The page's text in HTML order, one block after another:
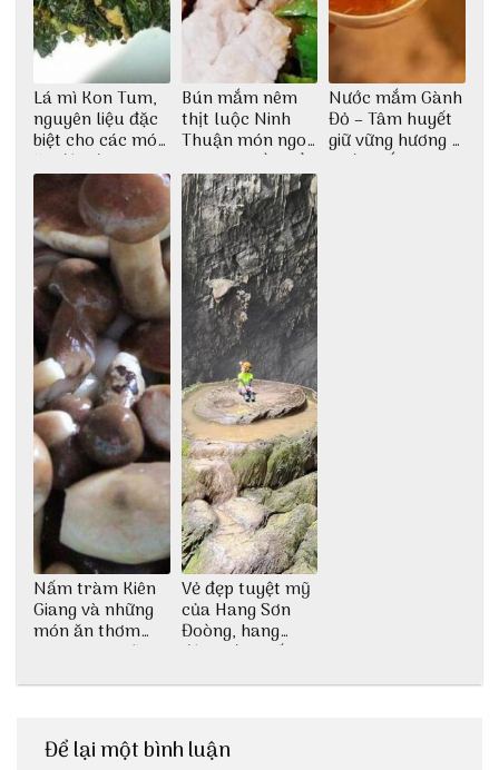
Lá mì Kon Tum,
nguyên liệu đặc
biệt cho các món
ăn độc đáo
Bún mắm nêm
thịt luộc Ninh
Thuận món ngon
dân dã miền biển
Nước mắm Gành
Đỏ – Tâm huyết
giữ vững hương vị
nước mắm sau
Nấm tràm Kiên
Giang và những
món ăn thơm
ngon khó cưỡng
Vẻ đẹp tuyệt mỹ
của Hang Sơn
Đoòng, hang
động lớn nhất
Để lại một bình luận